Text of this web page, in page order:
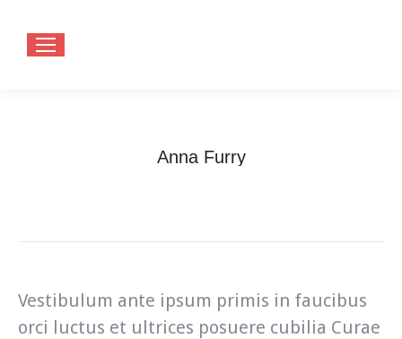
Anna Furry
Vestibulum ante ipsum primis in faucibus
orci luctus et ultrices posuere cubilia Curae